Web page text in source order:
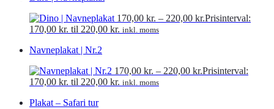
170,00 kr. – 220,00 kr.Prisinterval:
170,00 kr. til 220,00 kr. inkl. moms
Navneplakat | Nr.2
170,00 kr. – 220,00 kr.Prisinterval:
170,00 kr. til 220,00 kr. inkl. moms
Plakat – Safari tur